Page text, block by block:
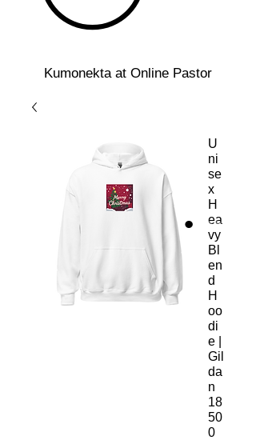
Kumonekta at Online Pastor
U
ni
se
x
H
ea
vy
Bl
en
d
H
oo
di
e |
Gil
da
n
18
50
0